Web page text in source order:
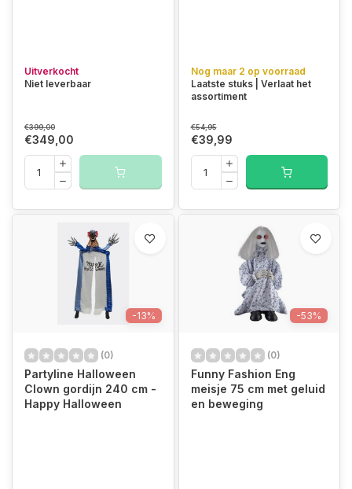
Uitverkocht
Niet leverbaar
€399,00
€349,00
Nog maar 2 op voorraad
Laatste stuks | Verlaat het
assortiment
€54,95
€39,99
-13%
(0)
Partyline Halloween
Clown gordijn 240 cm -
Happy Halloween
-53%
(0)
Funny Fashion Eng
meisje 75 cm met geluid
en beweging